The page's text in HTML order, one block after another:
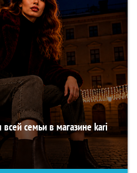
семьи в магазине kari